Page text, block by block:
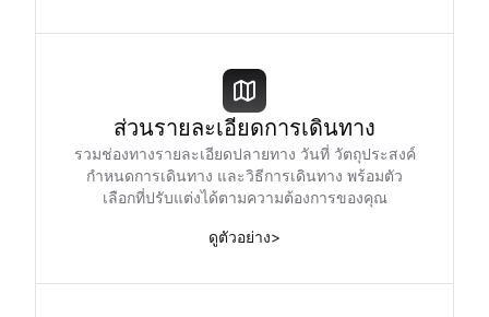
ส่วนรายละเอียดการเดินทาง
รวมช่องทางรายละเอียดปลายทาง วันที่ วัตถุประสงค์
กำหนดการเดินทาง และวิธีการเดินทาง พร้อมตัว
เลือกที่ปรับแต่งได้ตามความต้องการของคุณ
ดูตัวอย่าง>